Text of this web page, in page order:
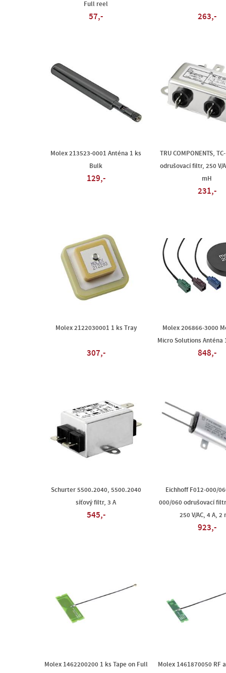
Full reel
57,- 263,-
Molex 213523-0001 Anténa 1 ks
Bulk
129,-
TRU COMPONENTS,
odrušovací filtr, 250 V/
mH
231,-
Molex 2122030001 1 ks Tray
307,-
Molex 206866-3000
Micro Solutions Anténa
848,-
Schurter 5500.2040, 5500.2040
síťový filtr, 3 A
545,-
Eichhoff F012-000/
000/060 odrušovací
250 V/AC, 4 A, 2
923,-
Molex 1462200200 1 ks Tape on Full
Molex 1461870050 RF